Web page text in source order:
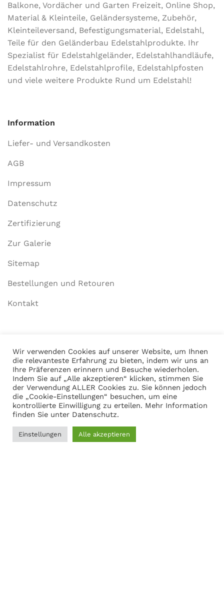
Balkone, Vordächer und Garten Freizeit, Online Shop,
Material & Kleinteile, Geländersysteme, Zubehör,
Kleinteileversand, Befestigungsmaterial, Edelstahl,
Teile für den Geländerbau Edelstahlprodukte. Ihr
Spezialist für Edelstahlgeländer, Edelstahlhandläufe,
Edelstahlrohre, Edelstahlprofile, Edelstahlpfosten
und viele weitere Produkte Rund um Edelstahl!
Information
Liefer- und Versandkosten
AGB
Impressum
Datenschutz
Zertifizierung
Zur Galerie
Sitemap
Bestellungen und Retouren
Kontakt
Anmelden
Warenkorb anzeigen
Adresse
Martin Gasch
Wir verwenden Cookies auf unserer Website, um Ihnen
die relevanteste Erfahrung zu bieten, indem wir uns an
Ihre Präferenzen erinnern und Besuche wiederholen.
Indem Sie auf „Alle akzeptieren“ klicken, stimmen Sie
der Verwendung ALLER Cookies zu. Sie können jedoch
die „Cookie-Einstellungen“ besuchen, um eine
kontrollierte Einwilligung zu erteilen. Mehr Information
finden Sie unter Datenschutz.
Einstellungen Alle akzeptieren